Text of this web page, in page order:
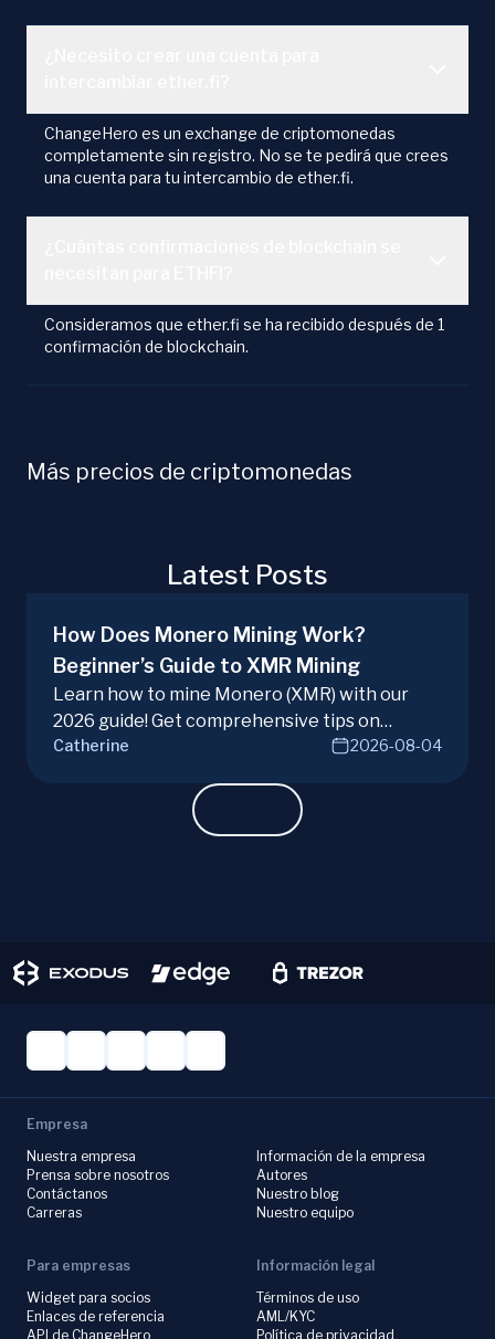
ChangeHero es un exchange de criptomonedas
completamente sin registro. No se te pedirá que crees
una cuenta para tu intercambio de ether.fi.
Consideramos que ether.fi se ha recibido después de 1
confirmación de blockchain.
Más precios de criptomonedas
Latest Posts
How Does Monero Mining Work?
Beginner’s Guide to XMR Mining
Learn how to mine Monero (XMR) with our
2026 guide! Get comprehensive tips on
hardware, software, and techniques for
Catherine 2026-08-04
Empresa
Nuestra empresa
Prensa sobre nosotros
Contáctanos
Carreras
Información de la empresa
Autores
Nuestro blog
Nuestro equipo
Para empresas
Widget para socios
Enlaces de referencia
API de ChangeHero
Información legal
Términos de uso
AML/KYC
Política de privacidad